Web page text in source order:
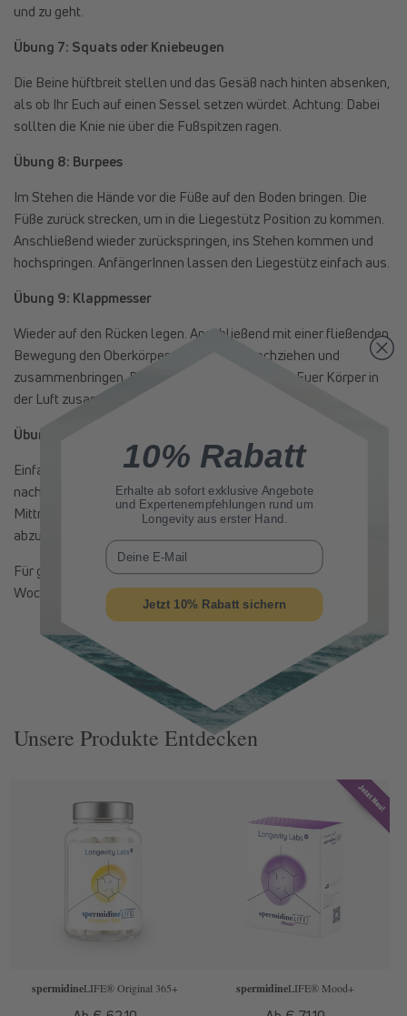
und zu geht.
Übung 7: Squats oder Kniebeugen
Die Beine hüftbreit stellen und das Gesäß nach hinten absenken,
als ob Ihr Euch auf einen Sessel setzen würdet. Achtung: Dabei
sollten die Knie nie über die Fußspitzen ragen.
Übung 8: Burpees
Im Stehen die Hände vor die Füße auf den Boden bringen. Die
Füße zurück strecken, um in die Liegestütz Position zu kommen.
Anschließend wieder zurückspringen, ins Stehen kommen und
hochspringen. AnfängerInnen lassen den Liegestütz einfach aus.
Übung 9: Klappmesser
Wieder auf den Rücken legen. Anschließend mit einer fließenden
Bewegung den Oberkörper und die Füße hochziehen und
zusammenbringen. Das sollte aussehen, als ob Euer Körper in
der Luft zusammenklappt.
Übung 10: Boxen im Stand
Einfach am Stand laufen und dabei mit den Händen abwechseln
nach vorne Boxen. Wir empfehlen genug Abstand zu
Mittrainierenden. Diese Übung eignet sich auch gut, um Ärger
abzubauen.
Für gute Ergebnisse führt Ihr das HIIT Programm 2-3 Mal die
Woche durch. Los geht’s!
Unsere Produkte Entdecken
spermidineLIFE® Original 365+ spermidineLIFE® Mood+
10% Rabatt
Erhalte ab sofort exklusive Angebote
und Expertenempfehlungen rund um
Longevity aus erster Hand.
E-Mail
Jetzt 10% Rabatt sichern